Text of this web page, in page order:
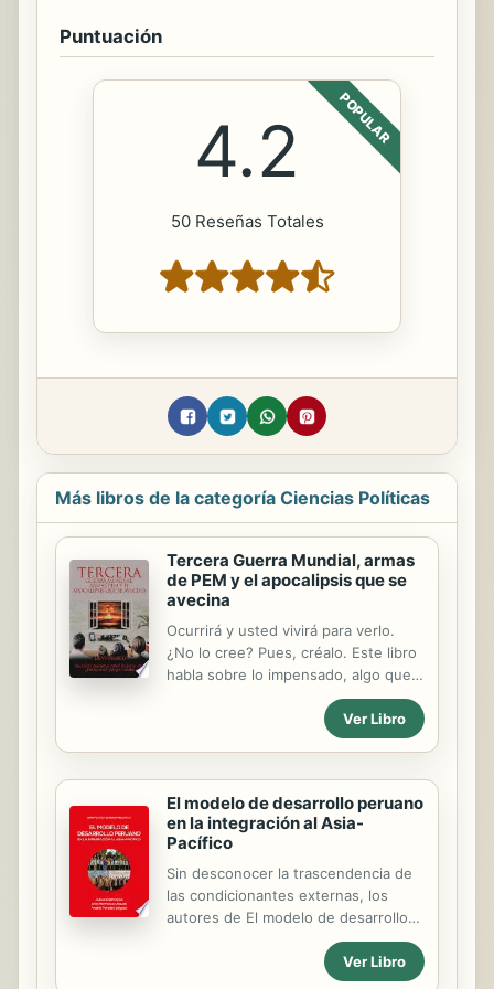
Puntuación
POPULAR
4.2
50 Reseñas Totales
Más libros de la categoría Ciencias Políticas
Tercera Guerra Mundial, armas
de PEM y el apocalipsis que se
avecina
Ocurrirá y usted vivirá para verlo.
¿No lo cree? Pues, créalo. Este libro
habla sobre lo impensado, algo que
muchos piensan que no pasará o
que son cosas del pasado, como ver
una película en blanco y negro. Este
URSS, el aumento de su odio y la
preparación que están llevando a
cabo para una guerra contra el otro
lado del mundo. El otro lado del
mundo no tiene idea de lo que se
viene. Yo he tenido la mala suerte de
haber presenciado los planes de
aquel país y sé que la Tercera Guerra
Mundial ocurrirá en los próximos 10 a
Ver Libro
El modelo de desarrollo peruano
en la integración al Asia-
Pacífico
Sin desconocer la trascendencia de
las condicionantes externas, los
autores de El modelo de desarrollo
peruano en la integración al Asia-
Pacífico plantean que los cambios
producidos en el Perú entre 1990 y
Ver Libro